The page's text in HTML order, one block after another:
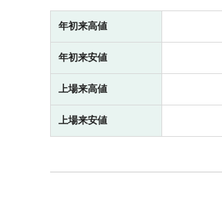
年初来高値
年初来安値
上場来高値
上場来安値